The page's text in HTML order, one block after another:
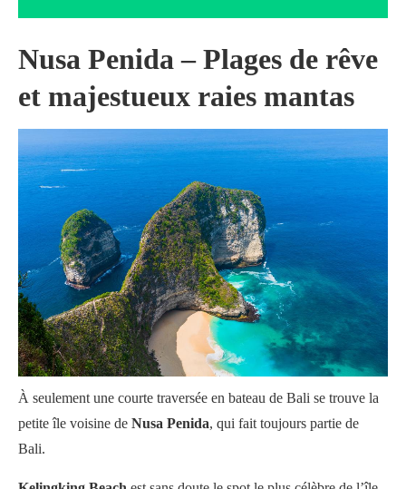
Nusa Penida – Plages de rêve
et majestueux raies mantas
À seulement une courte traversée en bateau de Bali se trouve la
petite île voisine de Nusa Penida, qui fait toujours partie de
Bali.